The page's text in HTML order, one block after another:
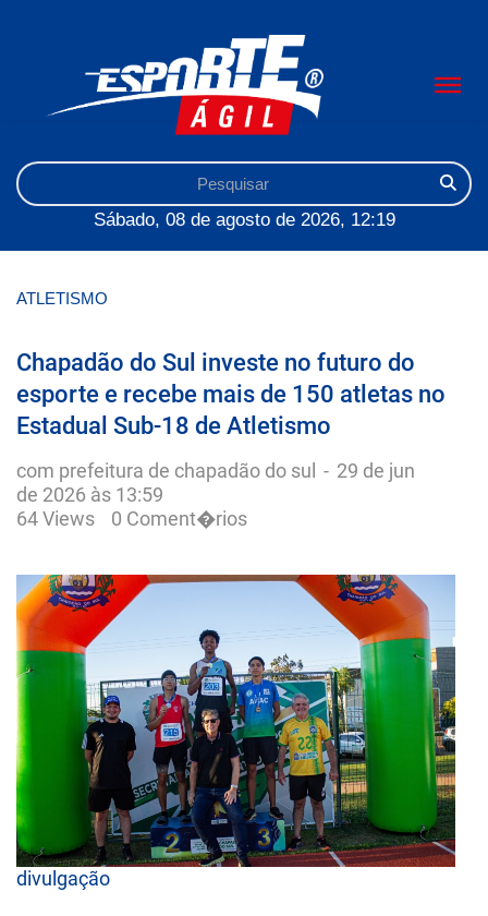
Sábado, 08 de agosto de 2026, 12:19
ATLETISMO
Chapadão do Sul investe no futuro do
esporte e recebe mais de 150 atletas no
Estadual Sub-18 de Atletismo
com prefeitura de chapadão do sul - 29 de jun
de 2026 às 13:59
64 Views
0 Coment�rios
divulgação